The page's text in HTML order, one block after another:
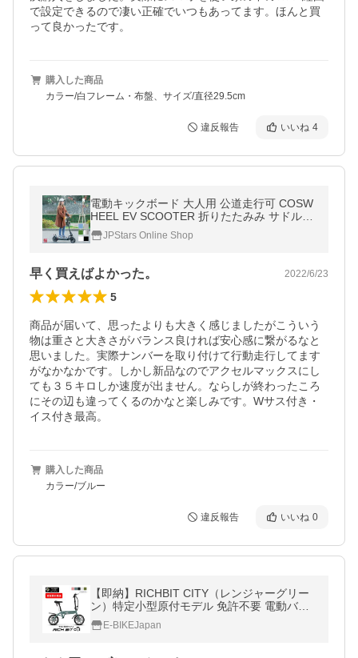
で設定できるので凄い正確でいつもあってます。ほんと買
って良かったです。
購入した商品
カラー/白フレーム・布盤、サイズ/直径29.5cm
違反報告 いいね 4
電動キックボード 大人用 公道走行可 COSW
HEEL EV SCOOTER 折りたたみみ サドル椅
子付き
JPStars Online Shop
早く買えばよかった。 2022/6/23
5
商品が届いて、思ったよりも大きく感じましたがこういう
物は重さと大きさがバランス良ければ安心感に繋がるなと
思いました。実際ナンバーを取り付けて行動走行してます
がなかなかです。しかし新品なのでアクセルマックスにし
ても３５キロしか速度が出ません。ならしが終わったころ
にその辺も違ってくるのかなと楽しみです。Wサス付き・
イス付き最高。
購入した商品
カラー/ブルー
違反報告 いいね 0
【即納】RICHBIT CITY（レンジャーグリー
ン）特定小型原付モデル 免許不要 電動バイ
ク 公道走行可能 軽量 安定 性能認定適合
E-BIKEJapan